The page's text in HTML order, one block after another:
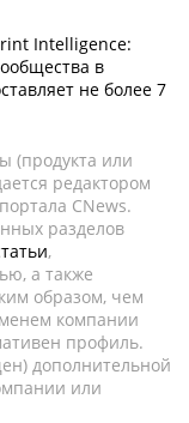
Intelligence:
в
не более 7
(продукта или
редактором
CNews.
разделов
,
а также
образом, чем
компании
профиль.
дополнительной
или